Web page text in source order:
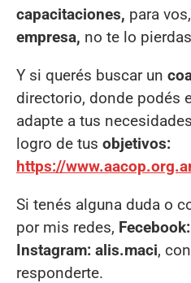
capacitaciones, para
empresa, no te lo
Y si querés buscar un
directorio, donde podés
adapte a tus
logro de tus objetivos:
https://
Si tenés alguna duda o
por mis redes,
Instagram: alis.maci,
responderte.